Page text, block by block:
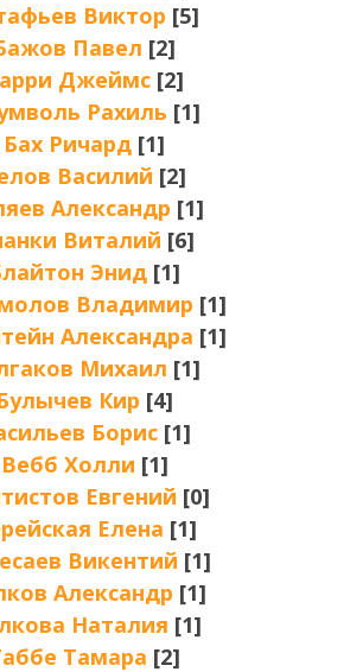
Виктор [5]
Павел [2]
Джеймс [2]
Рахиль [1]
Бах Ричард [1]
Василий [2]
Александр [1]
Виталий [6]
Энид [1]
Владимир [1]
Александра [1]
Михаил [1]
Кир [4]
Борис [1]
Вебб Холли [1]
Евгений [0]
Елена [1]
Викентий [1]
Александр [1]
Наталия [1]
Тамара [2]